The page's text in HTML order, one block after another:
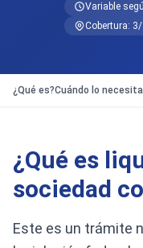
Variable
Cobertura:
¿Qué es?Cuándo lo
¿Qué es
sociedad
Este es un trámite